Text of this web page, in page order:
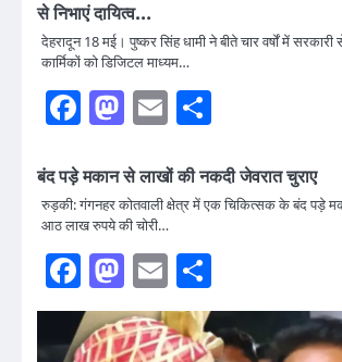
से निभाएं दायित्व…
देहरादून 18 मई। पुष्कर सिंह धामी ने बीते चार वर्षों में सरकारी
कार्मिकों को डिजिटल माध्यम…
Facebook
Mastodon
Email
बंद पड़े मकान से लाखों की नकदी जेवरात चुराए
रुड़की: गंगनहर कोतवाली क्षेत्र में एक चिकित्सक के बंद पड़े
आठ लाख रुपये की चोरी…
Facebook
Mastodon
Email